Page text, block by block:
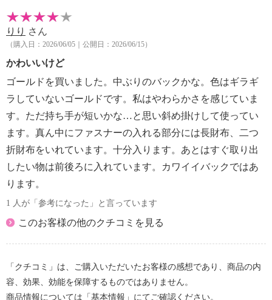
りり さん
（購入日：2026/06/05｜公開日：2026/06/15）
かわいいけど
ゴールドを買いました。中ぶりのバックかな。色はギラギ
ラしていないゴールドです。私はやわらかさを感じていま
す。ただ持ち手が短いかな…と思い斜め掛けして使ってい
ます。真ん中にファスナーの入れる部分には長財布、二つ
折財布をいれています。十分入ります。あとはすぐ取り出
したい物は前後ろに入れています。カワイイバックではあ
ります。
1 人が「参考になった」と言っています
このお客様の他のクチコミを見る
「クチコミ」は、ご購入いただいたお客様の感想であり、商品の内
容、効果、効能を保障するものではありません。
商品情報については「基本情報」にてご確認ください。